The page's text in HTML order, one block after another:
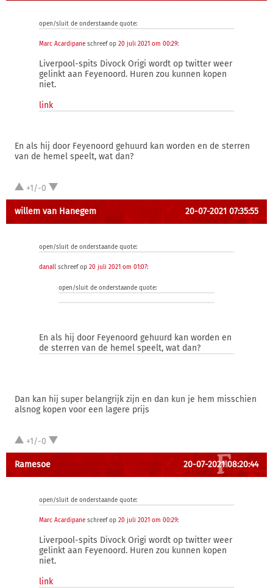
open/sluit de onderstaande quote:
Marc Acardipane schreef op 20 juli 2021 om 00:29:
Liverpool-spits Divock Origi wordt op twitter weer
gelinkt aan Feyenoord. Huren zou kunnen kopen
niet.
link
En als hij door Feyenoord gehuurd kan worden en de sterren
van de hemel speelt, wat dan?
+1/-0
willem van Hanegem 20-07-2021 07:35:55
open/sluit de onderstaande quote:
danall schreef op 20 juli 2021 om 01:07:
open/sluit de onderstaande quote:
En als hij door Feyenoord gehuurd kan worden en
de sterren van de hemel speelt, wat dan?
Dan kan hij super belangrijk zijn en dan kun je hem misschien
alsnog kopen voor een lagere prijs
+1/-0
Ramesoe 20-07-2021 08:20:44
open/sluit de onderstaande quote:
Marc Acardipane schreef op 20 juli 2021 om 00:29:
Liverpool-spits Divock Origi wordt op twitter weer
gelinkt aan Feyenoord. Huren zou kunnen kopen
niet.
link